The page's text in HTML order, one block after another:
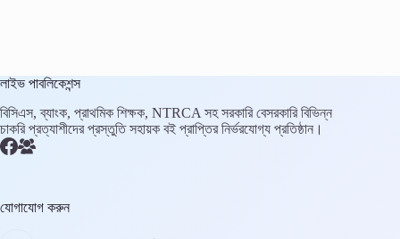
লাইভ পাবলিকেশন্স
বিসিএস, ব্যাংক, প্রাথমিক শিক্ষক, NTRCA সহ সরকারি বেসরকারি বিভিন্ন
চাকরি প্রত্যাশীদের প্রস্তুতি সহায়ক বই প্রাপ্তির নির্ভরযোগ্য প্রতিষ্ঠান।
যোগাযোগ করুন